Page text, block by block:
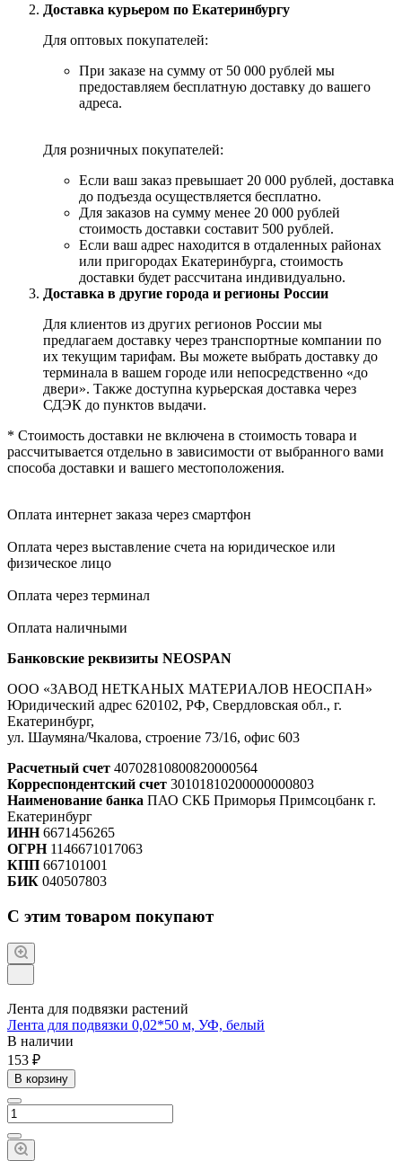
Доставка курьером по Екатеринбургу
Для оптовых покупателей:
При заказе на сумму от 50 000 рублей мы
предоставляем бесплатную доставку до вашего
адреса.
Для розничных покупателей:
Если ваш заказ превышает 20 000 рублей, доставка
до подъезда осуществляется бесплатно.
Для заказов на сумму менее 20 000 рублей
стоимость доставки составит 500 рублей.
Если ваш адрес находится в отдаленных районах
или пригородах Екатеринбурга, стоимость
доставки будет рассчитана индивидуально.
Доставка в другие города и регионы России
Для клиентов из других регионов России мы
предлагаем доставку через транспортные компании по
их текущим тарифам. Вы можете выбрать доставку до
терминала в вашем городе или непосредственно «до
двери». Также доступна курьерская доставка через
СДЭК до пунктов выдачи.
* Стоимость доставки не включена в стоимость товара и
рассчитывается отдельно в зависимости от выбранного вами
способа доставки и вашего местоположения.
Оплата интернет заказа через смартфон
Оплата через выставление счета на юридическое или
физическое лицо
Оплата через терминал
Оплата наличными
Банковские реквизиты NEOSPAN
ООО «ЗАВОД НЕТКАНЫХ МАТЕРИАЛОВ НЕОСПАН»
Юридический адрес 620102, РФ, Свердловская обл., г.
Екатеринбург,
ул. Шаумяна/Чкалова, строение 73/16, офис 603
Расчетный счет 40702810800820000564
Корреспондентский счет 30101810200000000803
Наименование банка ПАО СКБ Приморья Примсоцбанк г.
Екатеринбург
ИНН6671456265
ОГРН1146671017063
КПП 667101001
БИК 040507803
С этим товаром покупают
Лента для подвязки растений
Лента для подвязки 0,02*50 м, УФ, белый
В наличии
153 ₽
В корзину